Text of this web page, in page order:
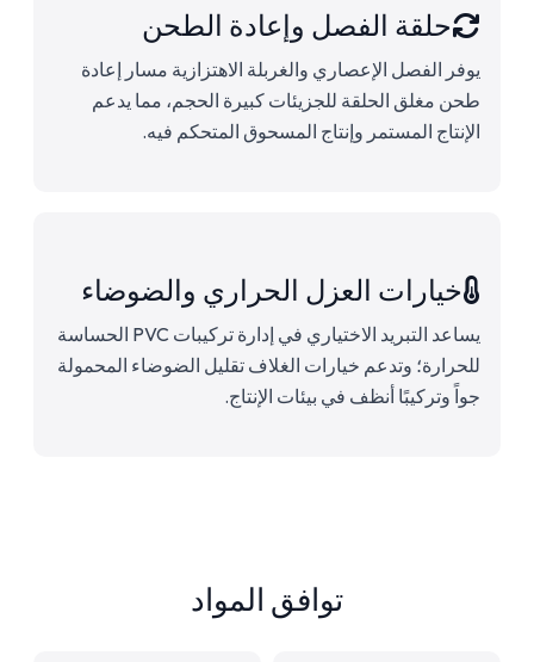
حلقة الفصل وإعادة الطحن
يوفر الفصل الإعصاري والغربلة الاهتزازية مسار إعادة
طحن مغلق الحلقة للجزيئات كبيرة الحجم، مما يدعم
الإنتاج المستمر وإنتاج المسحوق المتحكم فيه.
خيارات العزل الحراري والضوضاء
يساعد التبريد الاختياري في إدارة تركيبات PVC الحساسة
للحرارة؛ وتدعم خيارات الغلاف تقليل الضوضاء المحمولة
جواً وتركيبًا أنظف في بيئات الإنتاج.
توافق المواد